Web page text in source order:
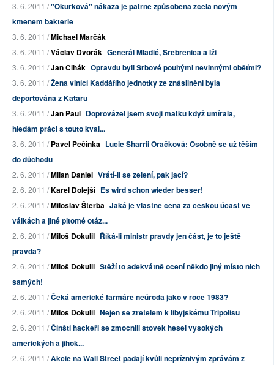
3. 6. 2011 /"Okurková" nákaza je patrně způsobena zcela novým
kmenem bakterie
3. 6. 2011 /Michael Marčák
3. 6. 2011 /Václav Dvořák Generál Mladić, Srebrenica a lži
3. 6. 2011 /Jan Čihák Opravdu byli Srbové pouhými nevinnými oběťmi?
3. 6. 2011 /Žena vinící Kaddáfího jednotky ze znásilnění byla
deportována z Kataru
3. 6. 2011 /Jan Paul Doprovázel jsem svoji matku když umírala,
hledám práci s touto kval...
3. 6. 2011 /Pavel Pečínka Lucie Sharrii Oračková: Osobně se už těším
do důchodu
2. 6. 2011 /Milan Daniel Vrátí-li se zelení, pak jací?
2. 6. 2011 /Karel Dolejší Es wird schon wieder besser!
2. 6. 2011 /Miloslav Štěrba Jaká je vlastně cena za českou účast ve
válkách a jiné pitomé otáz...
2. 6. 2011 /Miloš Dokulil Říká-li ministr pravdy jen část, je to ještě
pravda?
2. 6. 2011 /Miloš Dokulil Stěží to adekvátně ocení někdo jiný místo nich
samých!
2. 6. 2011 /Čeká americké farmáře neúroda jako v roce 1983?
2. 6. 2011 /Miloš Dokulil Nejen se zřetelem k libyjskému Tripolisu
2. 6. 2011 /Čínští hackeři se zmocnili stovek hesel vysokých
amerických a jihok...
2. 6. 2011 /Akcie na Wall Street padají kvůli nepříznivým zprávám z